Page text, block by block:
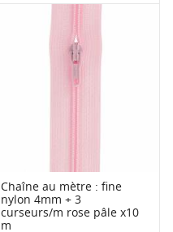
Chaîne au mètre : fine
nylon 4mm + 3
curseurs/m rose pâle x10
m